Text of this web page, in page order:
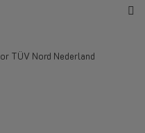
TÜV Nord Nederland